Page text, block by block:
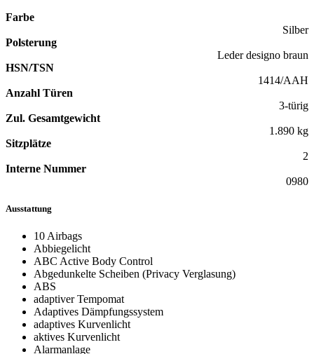
Farbe
Silber
Polsterung
Leder designo braun
HSN/TSN
1414/AAH
Anzahl Türen
3-türig
Zul. Gesamtgewicht
1.890 kg
Sitzplätze
2
Interne Nummer
0980
Ausstattung
10 Airbags
Abbiegelicht
ABC Active Body Control
Abgedunkelte Scheiben (Privacy Verglasung)
ABS
adaptiver Tempomat
Adaptives Dämpfungssystem
adaptives Kurvenlicht
aktives Kurvenlicht
Alarmanlage